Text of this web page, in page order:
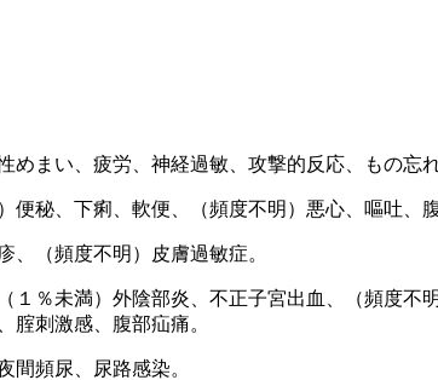
まい、疲労、神経過敏、攻撃的反応、もの忘れ
秘、下痢、軟便、（頻度不明）悪心、嘔吐、腹
（頻度不明）皮膚過敏症。
％未満）外陰部炎、不正子宮出血、（頻度
腟刺激感、腹部疝痛。
頻尿、尿路感染。